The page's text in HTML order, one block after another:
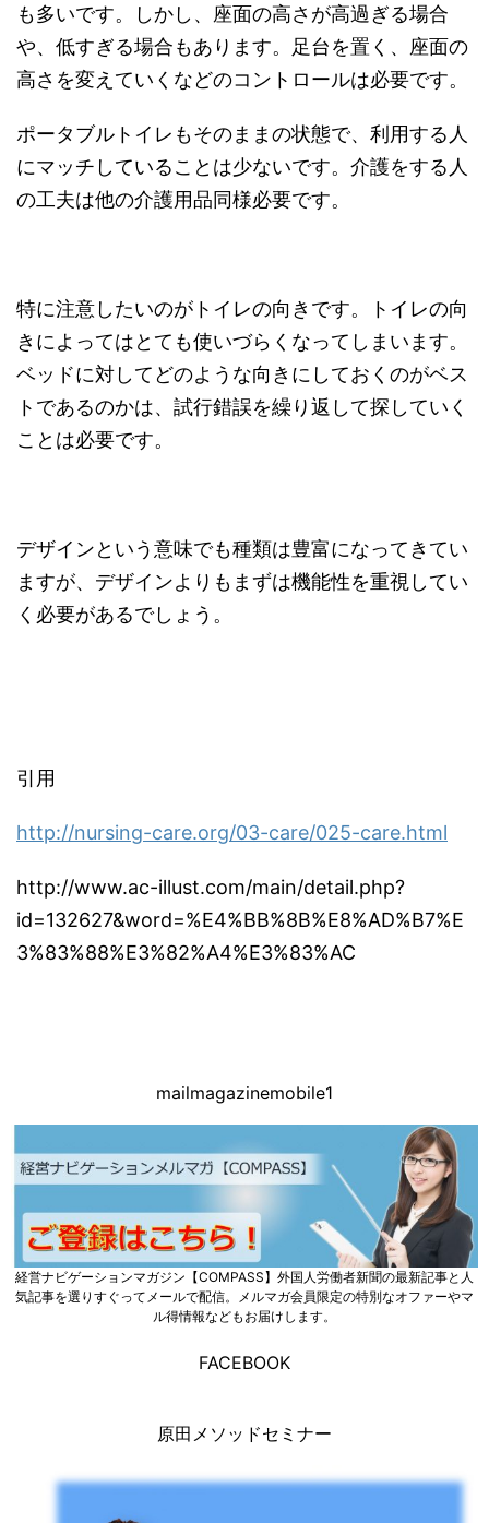
も多いです。しかし、座面の高さが高過ぎる場合
や、低すぎる場合もあります。足台を置く、座面の
高さを変えていくなどのコントロールは必要です。
ポータブルトイレもそのままの状態で、利用する人
にマッチしていることは少ないです。介護をする人
の工夫は他の介護用品同様必要です。
特に注意したいのがトイレの向きです。トイレの向
きによってはとても使いづらくなってしまいます。
ベッドに対してどのような向きにしておくのがベス
トであるのかは、試行錯誤を繰り返して探していく
ことは必要です。
デザインという意味でも種類は豊富になってきてい
ますが、デザインよりもまずは機能性を重視してい
く必要があるでしょう。
引用
http://nursing-care.org/03-care/025-care.html
http://www.ac-illust.com/main/detail.php?
id=132627&word=%E4%BB%8B%E8%AD%B7%E
3%83%88%E3%82%A4%E3%83%AC
mailmagazinemobile1
経営ナビゲーションマガジン【COMPASS】外国人労働者新聞の最新記事と人
気記事を選りすぐってメールで配信。メルマガ会員限定の特別なオファーやマ
ル得情報などもお届けします。
FACEBOOK
原田メソッドセミナー